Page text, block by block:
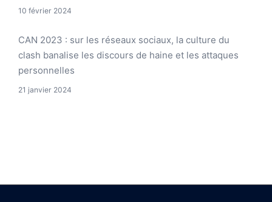
10 février 2024
CAN 2023 : sur les réseaux sociaux, la culture du
clash banalise les discours de haine et les attaques
personnelles
21 janvier 2024